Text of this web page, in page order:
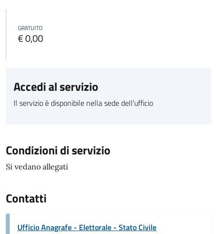
GRATUITO
€ 0,00
Accedi al servizio
Il servizio è disponibile nella sede dell'ufficio
Condizioni di servizio
Si vedano allegati
Contatti
Ufficio Anagrafe - Elettorale - Stato Civile